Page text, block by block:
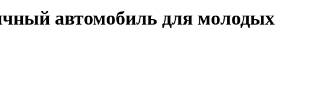
автомобиль для молодых